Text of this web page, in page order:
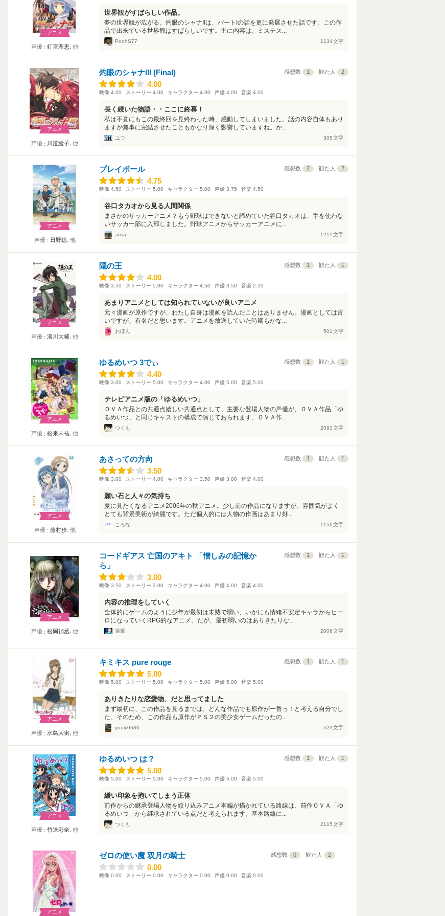
アニメ
声優 釘宮理恵､他
世界観がすばらしい作品。
夢の世界観が広がる。灼眼のシャナIIは、パートIの話を更に発展させた話です。この作
品で出来ている世界観はすばらしいです。主に内容は、ミステス...
PoohS77 1134文字
アニメ
声優 川澄綾子､他
灼眼のシャナIII (Final) 感想数 1 観た人 2
4.00
4.00
映像 4.00 ストーリー 4.00 キャラクター 4.00 声優 4.00 音楽 4.00
長く続いた物語・・ここに終幕！
私は不覚にもこの最終回を見終わった時、感動してしまいました。話の内容自体もあり
ますが無事に完結させたこともかなり深く影響していますね。か...
ユウ 305文字
アニメ
声優 日野聡､他
プレイボール 感想数 2 観た人 2
4.75
4.75
映像 4.50 ストーリー 5.00 キャラクター 5.00 声優 3.75 音楽 4.50
谷口タカオから見る人間関係
まさかのサッカーアニメ？もう野球はできないと諦めていた谷口タカオは、手を使わな
いサッカー部に入部しました。野球アニメからサッカーアニメに...
arisa 1211 文字
アニメ
声優 浪川大輔､他
隠の王 感想数 1 観た人 1
4.00
4.00
映像 3.50 ストーリー 5.00 キャラクター 4.50 声優 3.50 音楽 2.50
あまりアニメとしては知られていないが良いアニメ
元々漫画が原作ですが、わたし自身は漫画を読んだことはありません。漫画としては古
いですが、有名だと思います。アニメを放送していた時期もかな...
おぼん 501 文字
アニメ
声優 松来未祐､他
ゆるめいつ 3でぃ 感想数 1 観た人 1
4.40
4.40
映像 3.00 ストーリー 5.00 キャラクター 4.00 声優 5.00 音楽 5.00
テレビアニメ版の「ゆるめいつ」
ＯＶＡ作品との共通点嬉しい共通点として、主要な登場人物の声優が、ＯＶＡ作品「ゆ
るめいつ」と同じキャストの構成で演じておられます。ＯＶＡ作...
つくも 2093文字
アニメ
声優 藤村歩､他
あさっての方向 感想数 1 観た人 1
3.50
3.50
映像 3.00 ストーリー 4.00 キャラクター 3.50 声優 3.00 音楽 4.00
願い石と人々の気持ち
夏に見たくなるアニメ2006年の秋アニメ。少し前の作品になりますが、雰囲気がよく
とても背景美術が綺麗です。ただ個人的には人物の作画はあまり好...
ころな 1156文字
アニメ
声優 松岡禎丞､他
コードギアス 亡国のアキト 「憎しみの記憶か
ら」
感想数 1 観た人 1
3.00
3.00
映像 3.50 ストーリー 3.00 キャラクター 4.00 声優 4.00 音楽 4.00
内容の推理をしていく
全体的にゲームのように少年が最初は未熟で弱い、いかにも情緒不安定キャラからヒー
ロになっていくRPG的なアニメ。だが、最初弱いのはありきたりな...
蓮華 2006文字
アニメ
声優 水島大宙､他
キミキス pure rouge 感想数 1 観た人 1
5.00
5.00
映像 5.00 ストーリー 5.00 キャラクター 5.00 声優 5.00 音楽 5.00
ありきたりな恋愛物、だと思ってました
まず最初に、この作品を見るまでは、どんな作品でも原作が一番っ！と考える自分でし
た。そのため、この作品も原作がＰＳ２の美少女ゲームだったの...
yuuki0630 523文字
アニメ
声優 竹達彩奈､他
ゆるめいつ は？ 感想数 1 観た人 1
5.00
5.00
映像 5.00 ストーリー 5.00 キャラクター 5.00 声優 5.00 音楽 5.00
緩い印象を抱いてしまう正体
前作からの継承登場人物を絞り込みアニメ本編が描かれている路線は、前作ＯＶＡ「ゆ
るめいつ」から継承されている点だと考えられます。基本路線に...
つくも 2115文字
アニメ
ゼロの使い魔 双月の騎士 感想数 0 観た人 2
0.00
0.00
映像 0.00 ストーリー 0.00 キャラクター 0.00 声優 0.00 音楽 0.00